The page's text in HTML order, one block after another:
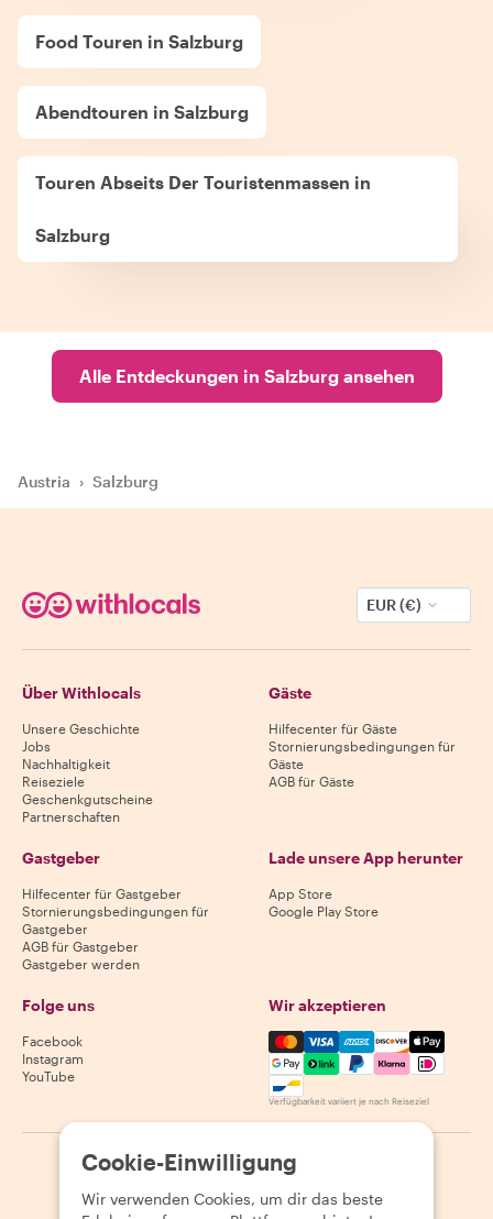
Food Touren in Salzburg
Abendtouren in Salzburg
Touren Abseits Der Touristenmassen in
Salzburg
Alle Entdeckungen in Salzburg ansehen
Austria › Salzburg
EUR (€)
Über Withlocals
Unsere Geschichte
Jobs
Nachhaltigkeit
Reiseziele
Geschenkgutscheine
Partnerschaften
Gäste
Hilfecenter für Gäste
Stornierungsbedingungen für
Gäste
AGB für Gäste
Gastgeber
Hilfecenter für Gastgeber
Stornierungsbedingungen für
Gastgeber
AGB für Gastgeber
Gastgeber werden
Lade unsere App herunter
App Store
Google Play Store
Folge uns
Facebook
Instagram
YouTube
Wir akzeptieren
Mastercard, Visa, Amex,
Verfügbarkeit variiert je nach Reiseziel
2026 Withlocals.com | Datenschutzerklärung
Seitenübersicht
Cookie-Einwilligung
Wir verwenden Cookies, um dir das beste